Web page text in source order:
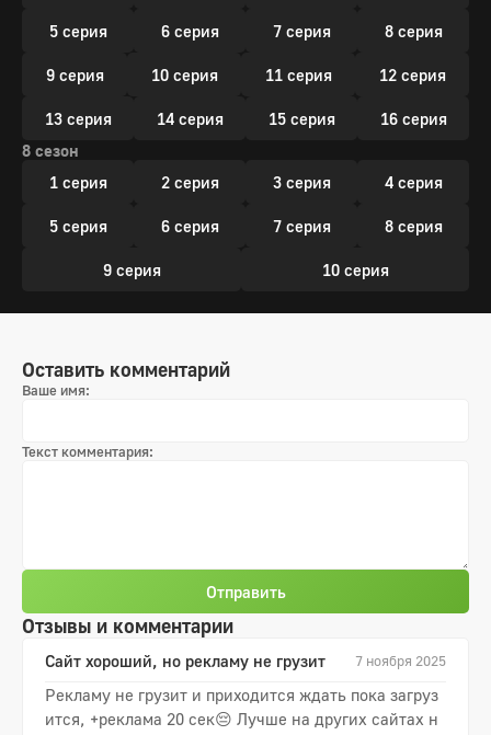
5 серия 6 серия 7 серия 8 серия
9 серия 10 серия 11 серия 12 серия
13 серия 14 серия 15 серия
16 серия
8 сезон
1 серия
2 серия 3 серия 4 серия
5 серия 6 серия 7 серия 8 серия
9 серия 10 серия
Отзывы и комментарии
Сайт хороший, но рекламу не грузит 7 ноября 2025
Рекламу не грузит и приходится ждать пока загруз
ится, +реклама 20 сек😔 Лучше на других сайтах н
Оставить комментарий
Ваше имя:
Текст комментария:
Отправить